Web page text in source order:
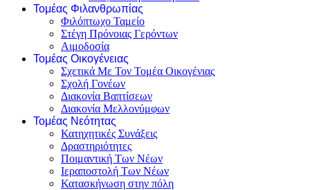
Τομέας Φιλανθρωπίας
Φιλόπτωχο Ταμείο
Στέγη Πρόνοιας Γερόντων
Αιμοδοσία
Τομέας Οικογένειας
Σχετικά Με Τον Τομέα Οικογένιας
Σχολή Γονέων
Διακονία Βαπτίσεων
Διακονία Μελλονύμφων
Τομέας Νεότητας
Κατηχητικές Συνάξεις
Δραστηριότητες
Ποιμαντική Των Νέων
Ιεραποστολή Των Νέων
Κατασκήνωση στην πόλη